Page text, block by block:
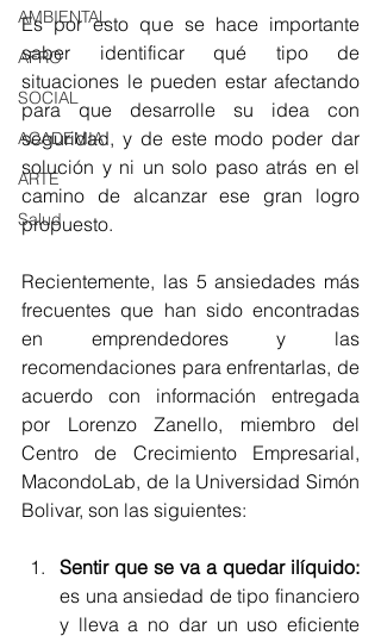
AMBIENTAL
AFRO
SOCIAL
ACADEMIA
ARTE
Salud
Es por esto que se hace importante
saber identificar qué tipo de
situaciones le pueden estar afectando
para que desarrolle su idea con
seguridad, y de este modo poder dar
solución y ni un solo paso atrás en el
camino de alcanzar ese gran logro
propuesto.
Recientemente, las 5 ansiedades más
frecuentes que han sido encontradas
en emprendedores y las
recomendaciones para enfrentarlas, de
acuerdo con información entregada
por Lorenzo Zanello, miembro del
Centro de Crecimiento Empresarial,
MacondoLab, de la Universidad Simón
Bolivar, son las siguientes:
Sentir que se va a quedar ilíquido:
es una ansiedad de tipo financiero
y lleva a no dar un uso eficiente